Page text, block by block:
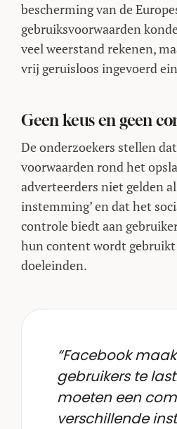
bescherming van de
gebruiksvoorwaarden
veel weerstand rekenen,
vrij geruisloos ingevoerd
Geen keus en geen
De onderzoekers stellen dat
voorwaarden rond het
adverteerders niet gelden
instemming’ en dat het
controle biedt aan
hun content wordt
doeleinden.
“Facebook
gebruikers te
moeten een
verschillende